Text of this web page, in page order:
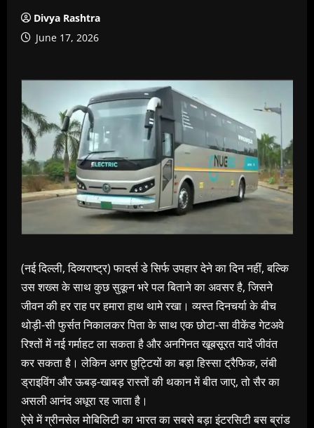
Divya Rashtra
June 17, 2026
(नई दिल्ली, दिव्यराष्ट्र) फादर्स डे सिर्फ उपहार देने का दिन नहीं, बल्कि
उस शख्स के साथ कुछ सुकून भरे पल बिताने का अवसर है, जिसने
जीवन की हर राह पर हमारा हाथ थामे रखा। व्यस्त दिनचर्या के बीच
थोड़ी-सी फुर्सत निकालकर पिता के साथ एक छोटा-सा वीकेंड गेटअवे
रिश्तों में नई गर्माहट ला सकता है और अनगिनत खूबसूरत यादें जीवंत
कर सकता है। लेकिन अगर छुट्टियों का बड़ा हिस्सा ट्रैफिक, लंबी
ड्राइविंग और ऊबड़-खाबड़ रास्तों की थकान में बीत जाए, तो सैर का
असली आनंद अधूरा रह जाता है।
ऐसे में ग्रीनसेल मोबिलिटी का भारत का सबसे बड़ा इंटरसिटी बस ब्रांड